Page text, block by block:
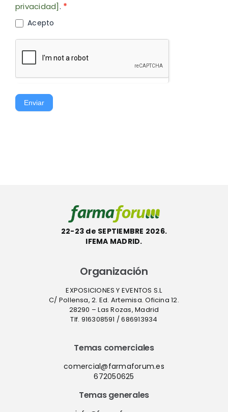
privacidad]. *
Acepto
Enviar
22-23 de SEPTIEMBRE 2026.
IFEMA MADRID.
Organización
EXPOSICIONES Y EVENTOS S.L
C/ Pollensa, 2. Ed. Artemisa. Oficina 12.
28290 – Las Rozas, Madrid
Tlf. 916308591 / 686913934
Temas comerciales
comercial@farmaforum.es
672050625
Temas generales